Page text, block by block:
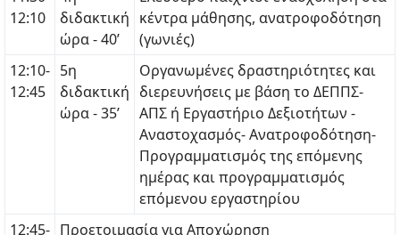
12:10
διδακτική
ώρα - 40’
κέντρα μάθησης, ανατροφοδότηση
(γωνιές)
12:10-
12:45
5η
διδακτική
ώρα - 35’
Οργανωμένες δραστηριότητες και
διερευνήσεις με βάση το ΔΕΠΠΣ-
ΑΠΣ ή Εργαστήριο Δεξιοτήτων -
Αναστοχασμός- Ανατροφοδότηση-
Προγραμματισμός της επόμενης
ημέρας και προγραμματισμός
επόμενου εργαστηρίου
12:45- Προετοιμασία για Αποχώρηση